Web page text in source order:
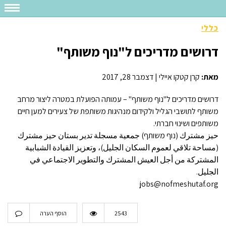
כללי
דרושים מדריכים ל"נוף משותף"
מאת: קרן קטקו איילי |דצמבר 28, 2017
דרושים מדריכים ל"נוף משותף" – עמותה הפועלת במטרה ליצור מרחב
משותף לתושבי הגליל ולקידום מנהיגות משותפת של צעירים למען חיים
משותפים ושינוי חברתי.
حيز مشترك (נוף משותף) جمعية مسجلة تدير بستان حيز مشترك
(مساحة تلاقي لعموم السكان الجليل)، وتعزيز القيادة الشبابية
المشتركة من أجل العيش المشترك والتطوير الاجتماعي في
الجليل.
jobs@nofmeshutaf.org
הוסף הערה 2543